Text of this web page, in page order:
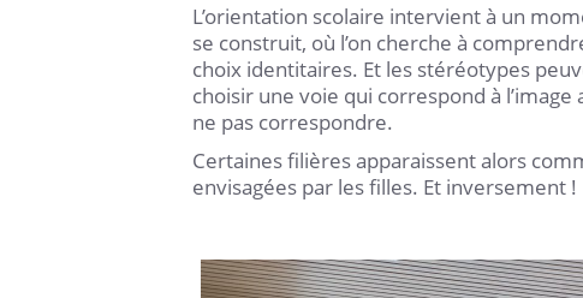
L’orientation scolaire intervient à un
se construit, où l’on cherche à
choix identitaires. Et les stéréotypes
choisir une voie qui correspond à
ne pas correspondre.
Certaines filières apparaissent alors
envisagées par les filles. Et inversement !